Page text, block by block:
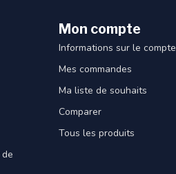
Mon compte
Informations sur le compte
Mes commandes
Ma liste de souhaits
Comparer
Tous les produits